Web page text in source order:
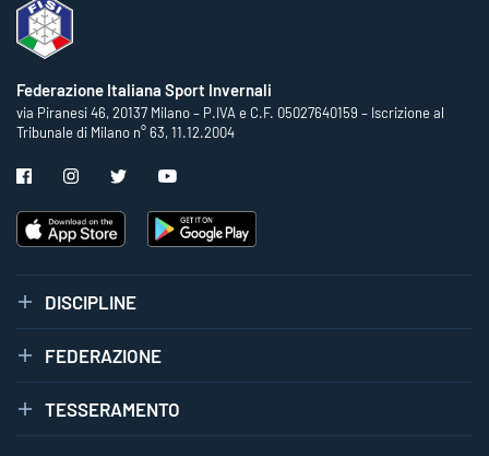
Federazione Italiana Sport Invernali
via Piranesi 46, 20137 Milano – P.IVA e C.F. 05027640159 – Iscrizione al
Tribunale di Milano n° 63, 11.12.2004
DISCIPLINE
FEDERAZIONE
TESSERAMENTO